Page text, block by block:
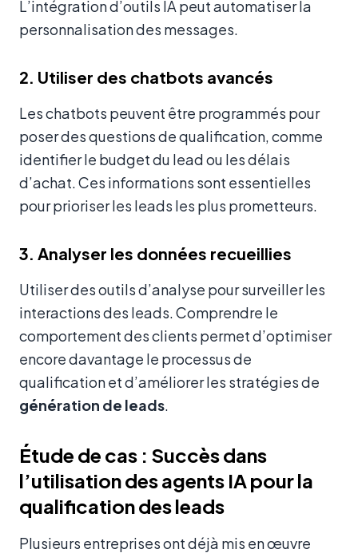
L’intégration d’outils IA peut automatiser la
personnalisation des messages.
2. Utiliser des chatbots avancés
Les chatbots peuvent être programmés pour
poser des questions de qualification, comme
identifier le budget du lead ou les délais
d’achat. Ces informations sont essentielles
pour prioriser les leads les plus prometteurs.
3. Analyser les données recueillies
Utiliser des outils d’analyse pour surveiller les
interactions des leads. Comprendre le
comportement des clients permet d’optimiser
encore davantage le processus de
qualification et d’améliorer les stratégies de
génération de leads.
Étude de cas : Succès dans
l’utilisation des agents IA pour la
qualification des leads
Plusieurs entreprises ont déjà mis en œuvre